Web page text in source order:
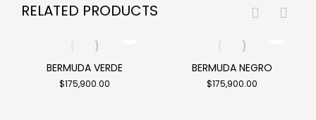
RELATED PRODUCTS
BERMUDA VERDE
$175,900.00
BERMUDA NEGRO
$175,900.00